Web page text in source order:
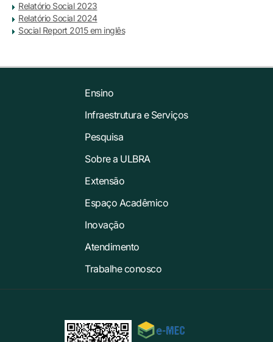
Relatório Social 2023
Relatório Social 2024
Social Report 2015 em inglês
Ensino
Infraestrutura e Serviços
Pesquisa
Sobre a ULBRA
Extensão
Espaço Acadêmico
Inovação
Atendimento
Trabalhe conosco